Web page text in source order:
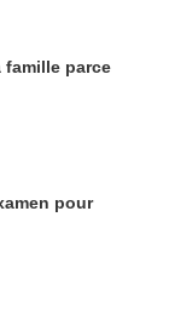
famille parce
pour